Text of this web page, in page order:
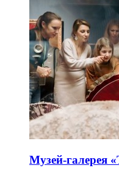
Музей-галерея